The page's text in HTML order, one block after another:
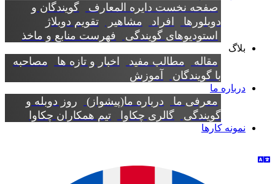
صفحه نخست دایره المعارف گویندگان و
دوبلورها
افراد مشاهیر تقویم دوبلاژ
استودیوهای گویندگی فهرست منابع و ماخذ
بلاگ
مقاله مطالب مفید اخبار و تازه ها
مصاحبه
با گویندگان آموزش
درباره ما
معرفی ما درباره ما(پیشواز)
روز دوبله و
گویندگی گالری چکاوا تیم همکاران چکاوا
نمونه کارها